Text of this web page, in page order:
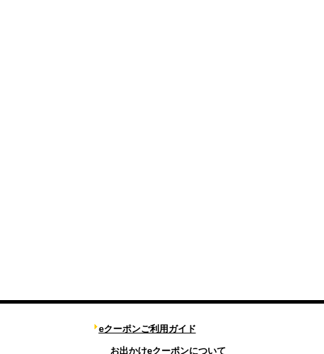
eクーポンご利用ガイド
お出かけeクーポンについて